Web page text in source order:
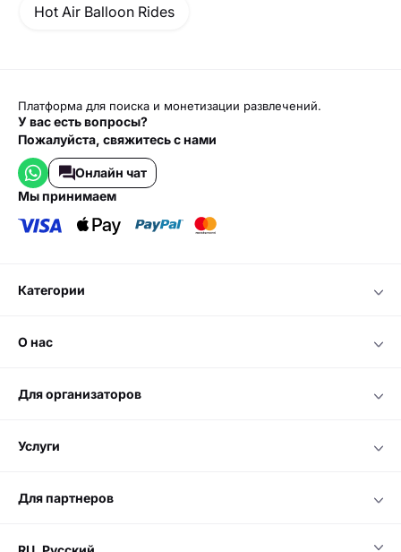
Hot Air Balloon Rides
Платформа для поиска и монетизации развлечений.
У вас есть вопросы?
Пожалуйста, свяжитесь с нами
Онлайн чат
мы принимаем
категории
о нас
для организаторов
услуги
для партнеров